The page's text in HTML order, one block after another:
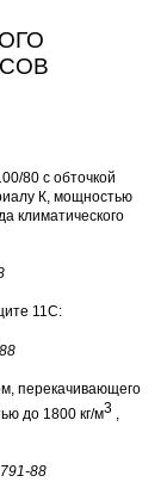
80 с обточкой
К, мощностью
климатического
11С:
перекачивающего
до 1800 кг/м3 ,
88